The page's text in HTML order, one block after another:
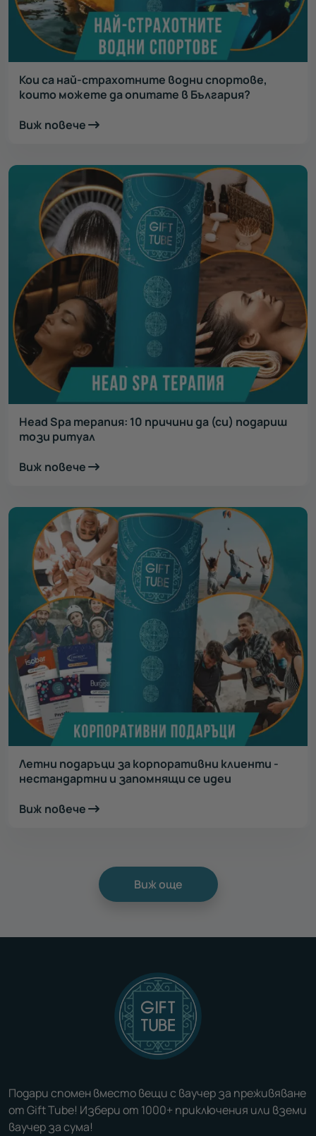
Кои са най-страхотните водни спортове,
които можете да опитате в България?
Виж повече
Head Spa терапия: 10 причини да (си) подариш
този ритуал
Виж повече
Летни подаръци за корпоративни клиенти -
нестандартни и запомнящи се идеи
Виж повече
Виж още
Подари спомен вместо вещи с ваучер за преживяване
от Gift Tube! Избери от 1000+ приключения или вземи
ваучер за сума!